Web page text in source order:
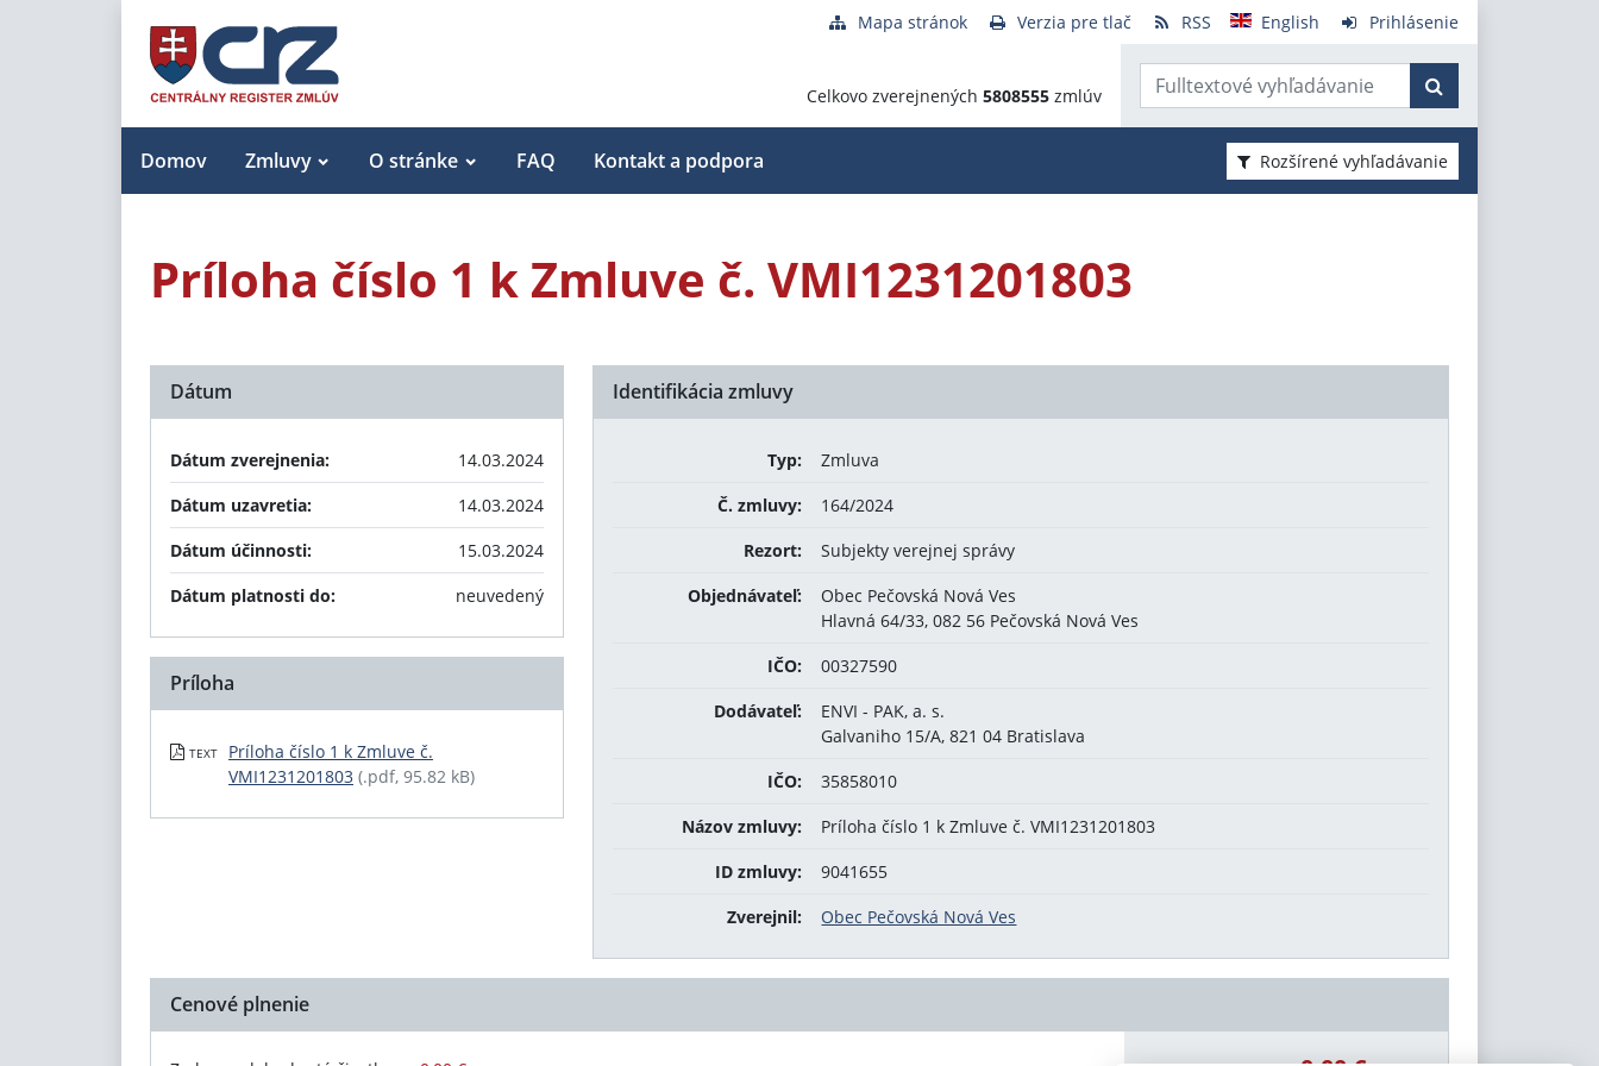
Mapa stránok Verzia pre tlač RSS English Prihlásenie
Celkovo zverejnených 5808555 zmlúv
Domov Zmluvy O stránke FAQ Kontakt a podpora Rozšírené vyhľadávanie
Príloha číslo 1 k Zmluve č. VMI1231201803
Identifikácia zmluvy
Typ:
Zmluva
Č. zmluvy:
164/2024
Rezort:
Subjekty verejnej správy
Objednávateľ:
Obec Pečovská Nová Ves
Hlavná 64/33, 082 56 Pečovská Nová Ves
IČO:
00327590
Dodávateľ:
ENVI - PAK, a. s.
Galvaniho 15/A, 821 04 Bratislava
IČO:
35858010
Názov zmluvy:
Príloha číslo 1 k Zmluve č. VMI1231201803
ID zmluvy:
9041655
Zverejnil:
Obec Pečovská Nová Ves
Dátum
Dátum zverejnenia:
14.03.2024
Dátum uzavretia:
14.03.2024
Dátum účinnosti:
15.03.2024
Dátum platnosti do:
neuvedený
Príloha
TEXT
Príloha číslo 1 k Zmluve č.
VMI1231201803 (.pdf, 95.82 kB)
Cenové plnenie